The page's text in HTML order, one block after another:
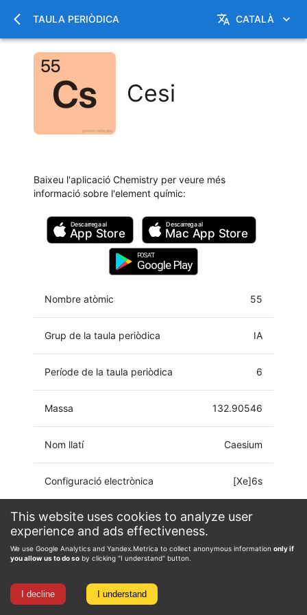
This website uses cookies to analyze user
experience and ads effectiveness.
We use Google Analytics and Yandex.Metrica to collect anonymous information only if
you allow us to do so by clicking "I understand" button.
I decline I understand
TAULA PERIÒDICA CATALÀ
Cesi
Baixeu l'aplicació Chemistry per veure més
informació sobre l'element químic:
Descarrega al
App Store
Descarrega al
Mac App Store
POSA'T
Google Play
Nombre atòmic 55
Grup de la taula periòdica IA
Període de la taula periòdica 6
Massa 132.90546
Nom llatí Caesium
Configuració electrònica [Xe]6s
Estat d'oxidació -1, 0, 1